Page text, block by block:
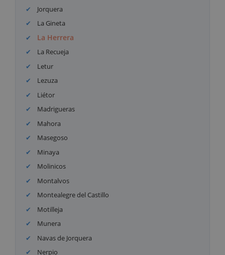
Jorquera
La Gineta
La Herrera
La Recueja
Letur
Lezuza
Liétor
Madrigueras
Mahora
Masegoso
Minaya
Molinicos
Montalvos
Montealegre del Castillo
Motilleja
Munera
Navas de Jorquera
Nerpio